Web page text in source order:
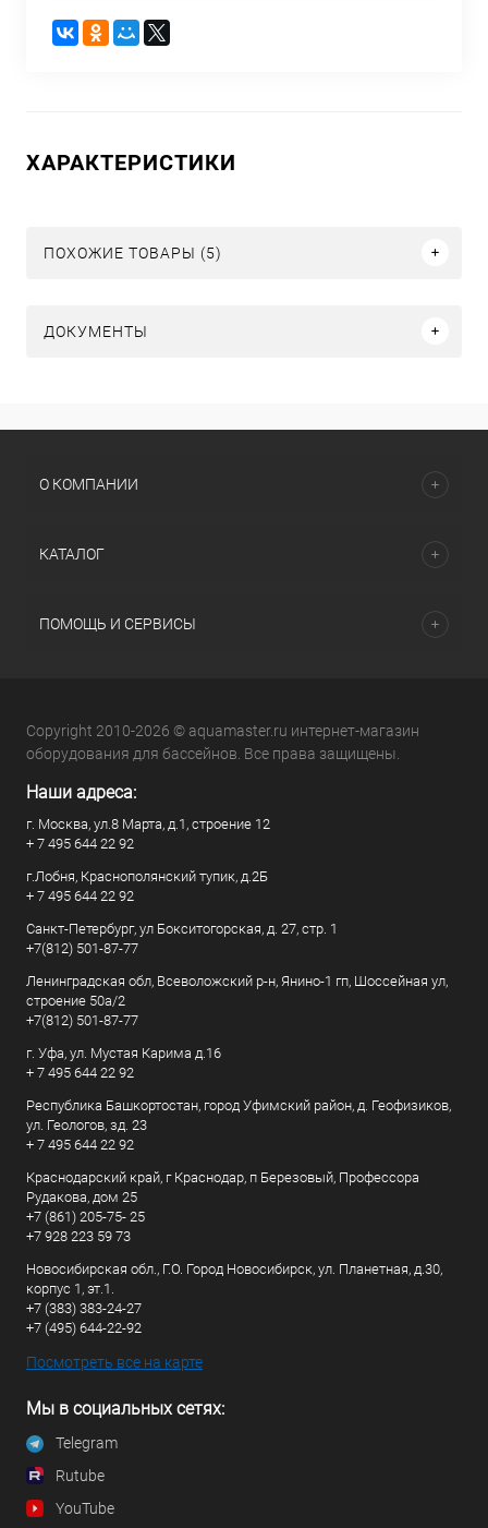
ХАРАКТЕРИСТИКИ
ПОХОЖИЕ ТОВАРЫ (5)
ДОКУМЕНТЫ
О КОМПАНИИ
КАТАЛОГ
ПОМОЩЬ И СЕРВИСЫ
Copyright 2010-2026 © aquamaster.ru интернет-магазин
оборудования для бассейнов. Все права защищены.
Наши адреса:
г. Москва, ул.8 Марта, д.1, строение 12
+ 7 495 644 22 92
г.Лобня, Краснополянский тупик, д.2Б
+ 7 495 644 22 92
Санкт-Петербург, ул Бокситогорская, д. 27, стр. 1
+7(812) 501-87-77
Ленинградская обл, Всеволожский р-н, Янино-1 гп, Шоссейная ул,
строение 50а/2
+7(812) 501-87-77
г. Уфа, ул. Мустая Карима д.16
+ 7 495 644 22 92
Республика Башкортостан, город Уфимский район, д. Геофизиков,
ул. Геологов, зд. 23
+ 7 495 644 22 92
Краснодарский край, г Краснодар, п Березовый, Профессора
Рудакова, дом 25
+7 (861) 205-75- 25
+7 928 223 59 73
Новосибирская обл., Г.О. Город Новосибирск, ул. Планетная, д.30,
корпус 1, эт.1.
+7 (383) 383-24-27
+7 (495) 644-22-92
Посмотреть все на карте
Мы в социальных сетях:
Telegram
Rutube
YouTube